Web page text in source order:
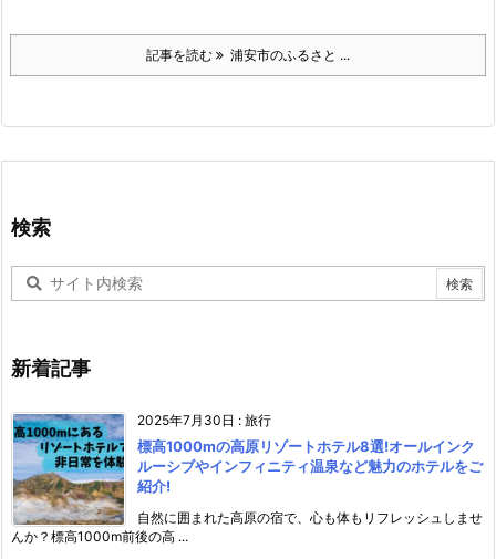
記事を読む 浦安市のふるさと ...
検索
新着記事
2025年7月30日 : 旅行
標高1000mの高原リゾートホテル8選!オールインク
ルーシブやインフィニティ温泉など魅力のホテルをご
紹介!
自然に囲まれた高原の宿で、心も体もリフレッシュしませ
んか？標高1000m前後の高 ...